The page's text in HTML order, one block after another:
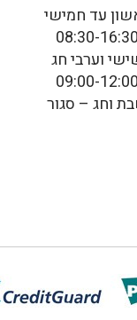
עד חמישי
08:30-16:30
וערבי חג
09:00-12:00
וחג – סגור